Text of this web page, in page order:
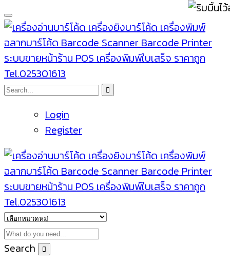
Login
Register
Search